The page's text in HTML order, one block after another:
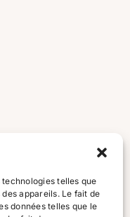
telles que
appareils. Le fait de
données telles que le